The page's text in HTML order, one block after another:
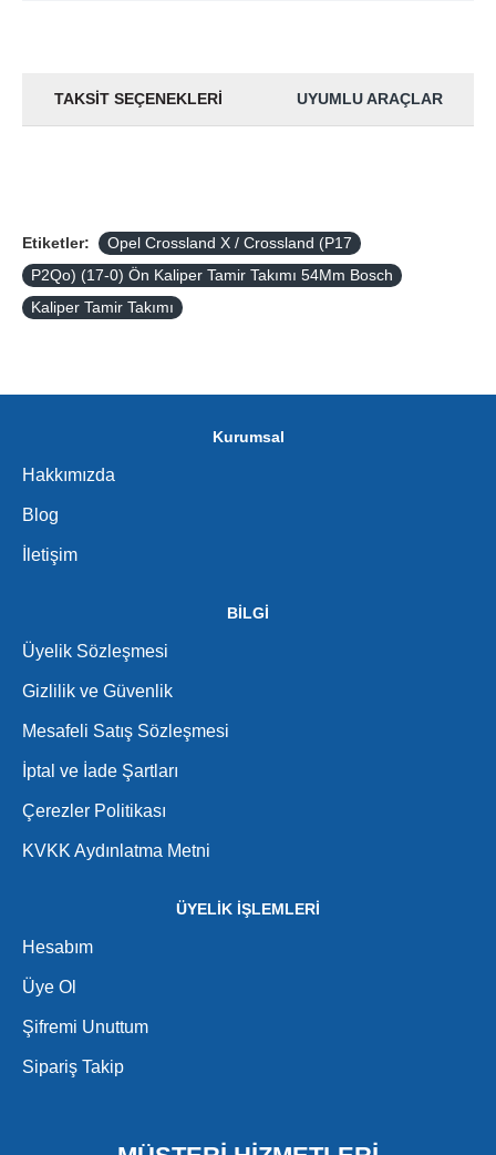
TAKSIT SEÇENEKLERI UYUMLU ARAÇLAR
Etiketler:
Opel Crossland X / Crossland (P17
P2Qo) (17-0) Ön Kaliper Tamir Takımı 54Mm Bosch
Kaliper Tamir Takımı
Kurumsal
Hakkımızda
Blog
İletişim
BİLGİ
Üyelik Sözleşmesi
Gizlilik ve Güvenlik
Mesafeli Satış Sözleşmesi
İptal ve İade Şartları
Çerezler Politikası
KVKK Aydınlatma Metni
ÜYELİK İŞLEMLERİ
Hesabım
Üye Ol
Şifremi Unuttum
Sipariş Takip